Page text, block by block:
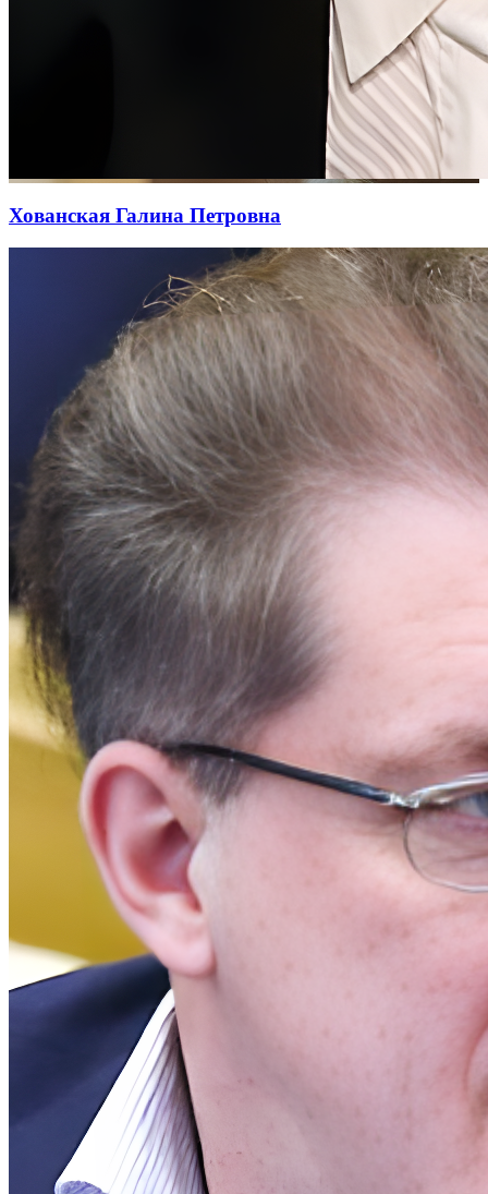
Хованская Галина Петровна